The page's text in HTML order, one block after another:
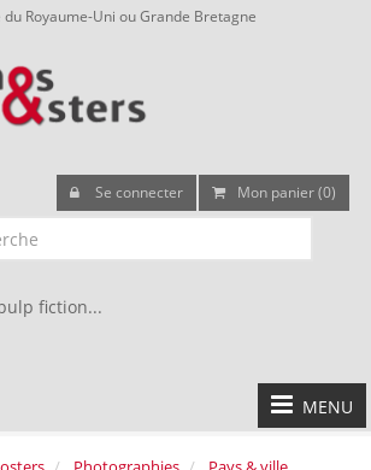
Royaume-Uni ou Grande Bretagne
Se connecter Mon panier (0)
fiction...
MENU